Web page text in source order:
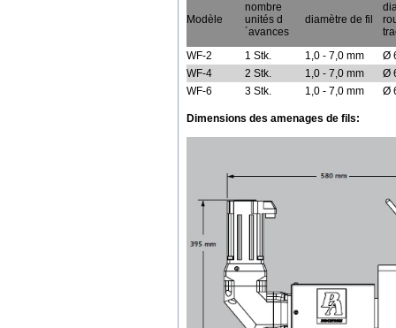
Modèle
nombre
unités d
´avances
diamètre de fil
WF-2
1 Stk. 1,0 - 7,0 mm
Ø
WF-4
2 Stk. 1,0 - 7,0 mm
Ø
WF-6
3 Stk. 1,0 - 7,0 mm Ø
Dimensions des amenages de fils: